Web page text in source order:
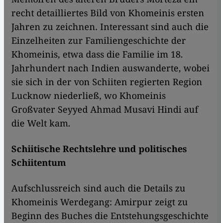
recht detailliertes Bild von Khomeinis ersten
Jahren zu zeichnen. Interessant sind auch die
Einzelheiten zur Familiengeschichte der
Khomeinis, etwa dass die Familie im 18.
Jahrhundert nach Indien auswanderte, wobei
sie sich in der von Schiiten regierten Region
Lucknow niederließ, wo Khomeinis
Großvater Seyyed Ahmad Musavi Hindi auf
die Welt kam.
Schiitische Rechtslehre und politisches
Schiitentum
Aufschlussreich sind auch die Details zu
Khomeinis Werdegang: Amirpur zeigt zu
Beginn des Buches die Entstehungsgeschichte